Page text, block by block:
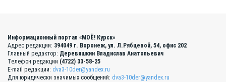
Информационный портал «МОЁ! Курск»
Адрес редакции: 394049 г. Воронеж, ул. Л.Рябцевой, 54, офис 202
Главный редактор: Деревяшкин Владислав Анатольевич
Телефон редакции (4722) 33-58-25
E-mail редакции: dva3-10der@yandex.ru
Для юридически значимых сообщений: dva3-10der@yandex.ru